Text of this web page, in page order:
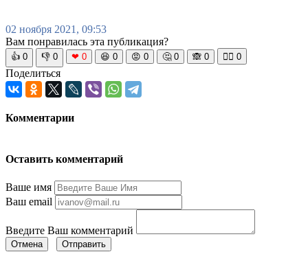
02 ноября 2021, 09:53
Вам понравилась эта публикация?
👍 0 👎 0 ❤ 0 😆 0 😡 0 🤔 0 🙈 0 🧘‍♀️ 0
Поделиться
Комментарии
Оставить комментарий
Ваше имя
Ваш email
Введите Ваш комментарий
Отмена Отправить